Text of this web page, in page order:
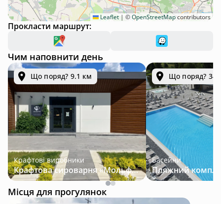
Leaflet | ©OpenStreetMapcontributors
Прокласти маршрут:
Чим наповнити день
Що поряд? 9.1 км
Крафтові виробники
Крафтова сироварня «Мольфар»
Що поряд?
Басейни
Місця для прогулянок